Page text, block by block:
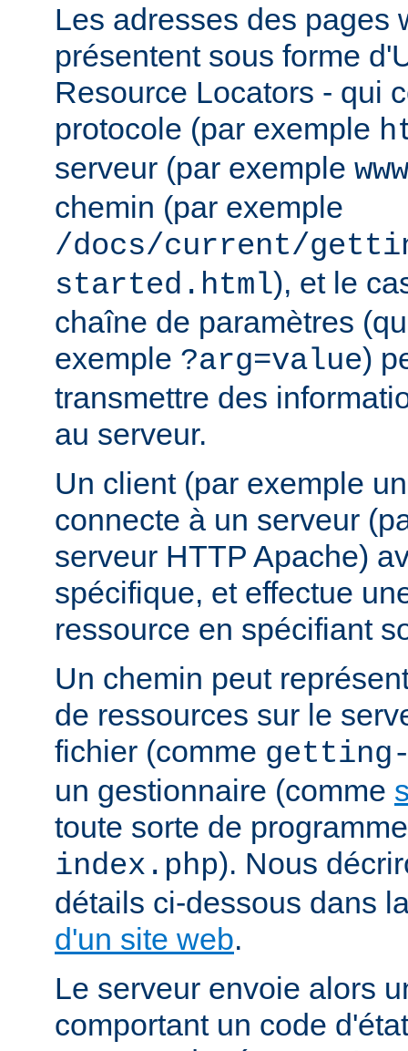
Les adresses des pages
présentent sous forme
Resource Locators - qui
protocole (par exemple
serveur (par exemple
chemin (par exemple
/docs/current/
started.html), et le
chaîne de paramètres
exemple ?arg=value)
transmettre des
au serveur.
Un client (par exemple
connecte à un serveur
serveur HTTP Apache)
spécifique, et effectue
ressource en spécifiant
Un chemin peut
de ressources sur le
fichier (comme
un gestionnaire (comme
toute sorte de
index.php). Nous
détails ci-dessous dans
d'un site web.
Le serveur envoie alors
comportant un code